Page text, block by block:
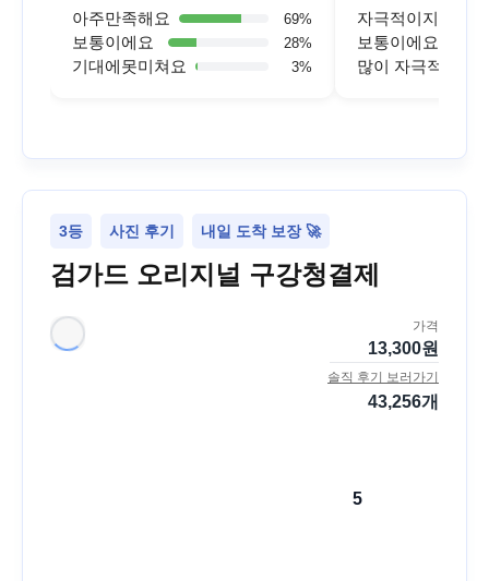
아주만족해요 69%
보통이에요 28%
기대에못미쳐요 3%
자극적이지 않아
보통이에요
많이 자극적이에
3등 사진 후기 내일 도착 보장 🚀
검가드 오리지널 구강청결제
가격
13,300원
솔직 후기 보러가기
43,256개
5